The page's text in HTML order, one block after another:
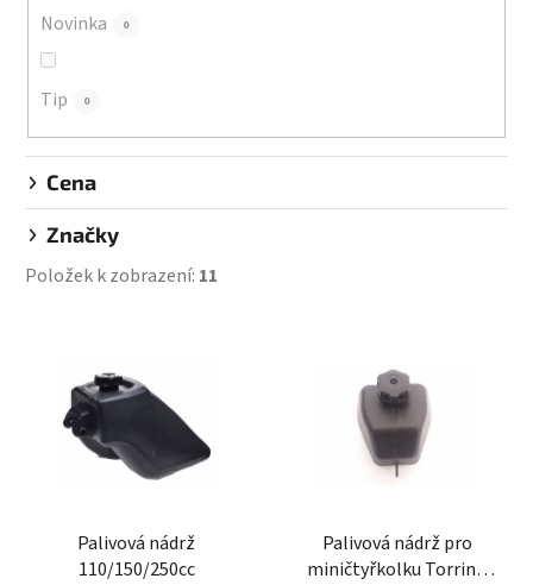
Novinka 0
Tip 0
Cena
Značky
Položek k zobrazení: 11
Palivová nádrž
110/150/250cc
Palivová nádrž pro
miničtyřkolku Torrino